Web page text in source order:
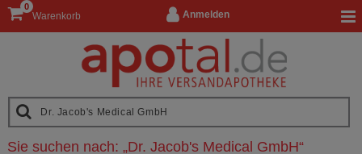
Anmelden
Warenkorb
0
Sie suchen nach: „Dr. Jacob's Medical GmbH“